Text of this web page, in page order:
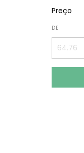
Preço
DE